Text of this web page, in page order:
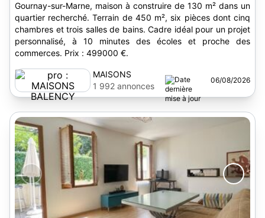
Gournay-sur-Marne, maison à construire de 130 m² dans un
quartier recherché. Terrain de 450 m², six pièces dont cinq
chambres et trois salles de bains. Cadre idéal pour un projet
personnalisé, à 10 minutes des écoles et proche des
commerces. Prix : 499000 €.
MAISONS
BALENCY
1 992 annonces
06/08/2026